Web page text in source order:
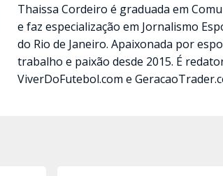
Thaissa Cordeiro é graduada em
e faz especialização em Jornalismo
do Rio de Janeiro. Apaixonada por
trabalho e paixão desde 2015. É
ViverDoFutebol.com e